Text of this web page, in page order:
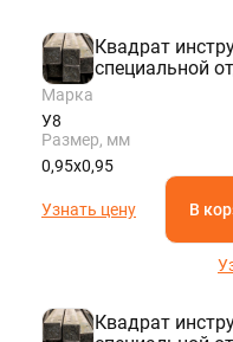
Квадрат
специальной
Марка
У8
Размер, мм
0,95х0,95
Узнать цену В
Квадрат